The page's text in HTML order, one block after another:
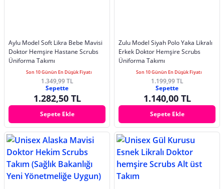
Aylu Model Soft Likra Bebe Mavisi
Doktor Hemşire Hastane Scrubs
Üniforma Takımı
Son 10 Günün En Düşük Fiyatı
1.349,99 TL
Sepette
1.282,50 TL
Sepete Ekle
Zulu Model Siyah Polo Yaka Likralı
Erkek Doktor Hemşire Scrubs
Üniforma Takımı
Son 10 Günün En Düşük Fiyatı
1.199,99 TL
Sepette
1.140,00 TL
Sepete Ekle